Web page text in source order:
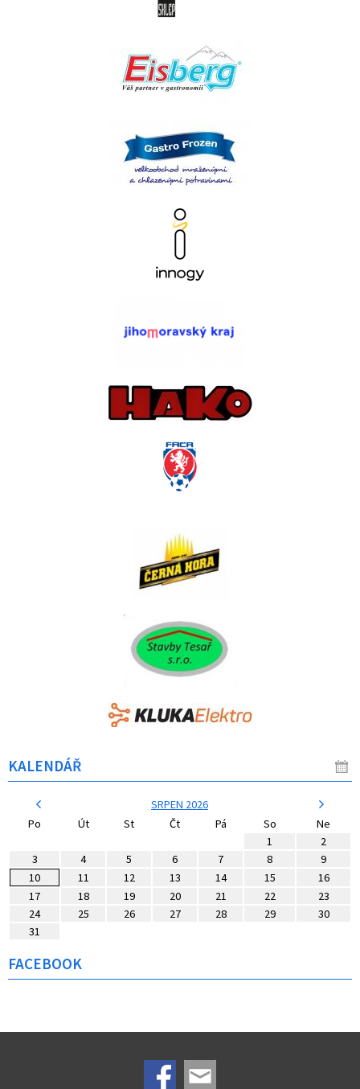
KALENDÁŘ
SRPEN 2026
Po
Út St Čt Pá So
Ne
1
2
3
4 5 6 7 8
9
10
11 12 13 14 15
16
17
18 19 20 21 22
23
24
25 26 27 28 29
30
31
FACEBOOK